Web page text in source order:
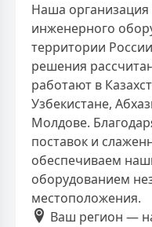
Наша организация
инженерного
территории
решения
работают в
Узбекистане,
Молдове.
поставок и
обеспечиваем
оборудованием
местоположения.
Ваш регион —